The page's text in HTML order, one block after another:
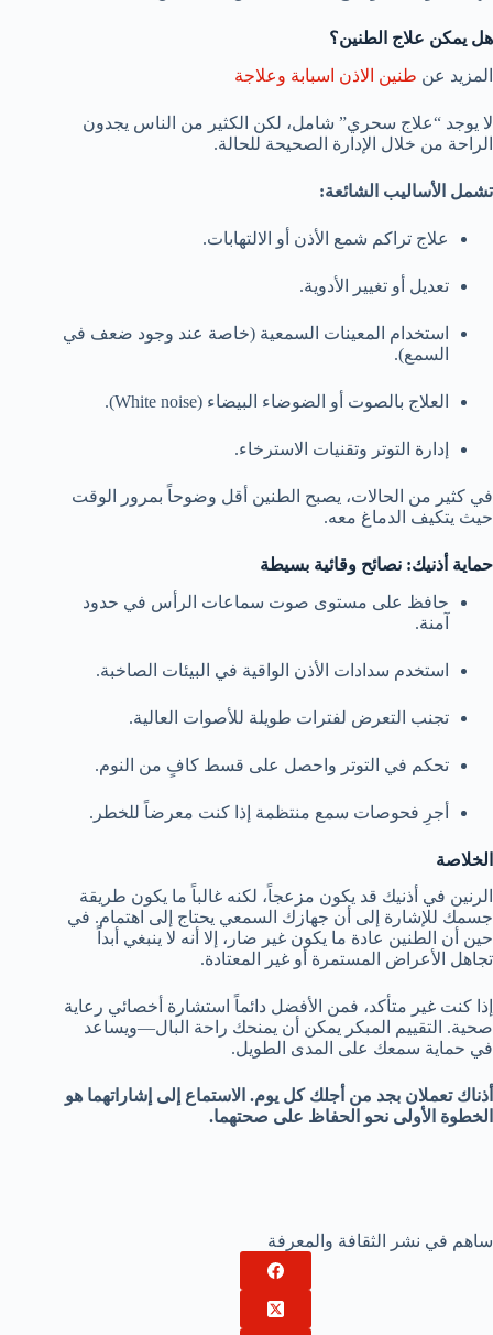
هل يمكن علاج الطنين؟
المزيد عن طنين الاذن اسبابة وعلاجة
لا يوجد “علاج سحري” شامل، لكن الكثير من الناس يجدون
الراحة من خلال الإدارة الصحيحة للحالة.
تشمل الأساليب الشائعة:
علاج تراكم شمع الأذن أو الالتهابات.
تعديل أو تغيير الأدوية.
استخدام المعينات السمعية (خاصة عند وجود ضعف في
السمع).
العلاج بالصوت أو الضوضاء البيضاء (White noise).
إدارة التوتر وتقنيات الاسترخاء.
في كثير من الحالات، يصبح الطنين أقل وضوحاً بمرور الوقت
حيث يتكيف الدماغ معه.
حماية أذنيك: نصائح وقائية بسيطة
حافظ على مستوى صوت سماعات الرأس في حدود
آمنة.
استخدم سدادات الأذن الواقية في البيئات الصاخبة.
تجنب التعرض لفترات طويلة للأصوات العالية.
تحكم في التوتر واحصل على قسط كافٍ من النوم.
أجرِ فحوصات سمع منتظمة إذا كنت معرضاً للخطر.
الخلاصة
الرنين في أذنيك قد يكون مزعجاً، لكنه غالباً ما يكون طريقة
جسمك للإشارة إلى أن جهازك السمعي يحتاج إلى اهتمام. في
حين أن الطنين عادة ما يكون غير ضار، إلا أنه لا ينبغي أبداً
تجاهل الأعراض المستمرة أو غير المعتادة.
إذا كنت غير متأكد، فمن الأفضل دائماً استشارة أخصائي رعاية
صحية. التقييم المبكر يمكن أن يمنحك راحة البال—ويساعد
في حماية سمعك على المدى الطويل.
أذناك تعملان بجد من أجلك كل يوم. الاستماع إلى إشاراتهما هو
الخطوة الأولى نحو الحفاظ على صحتهما.
ساهم في نشر الثقافة والمعرفة